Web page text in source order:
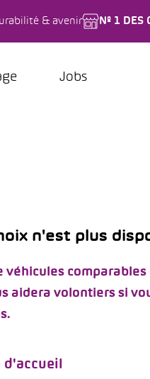
& avenir Nº 1 DES
Jobs
n'est plus
véhicules
aidera volontiers si
d'accueil